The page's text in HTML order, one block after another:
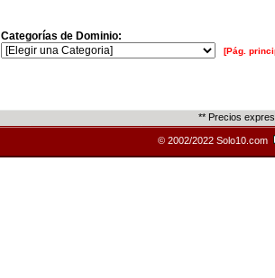
Categorías de Dominio:
[Pág.
** Precios
© 2002/2022 Solo10.com